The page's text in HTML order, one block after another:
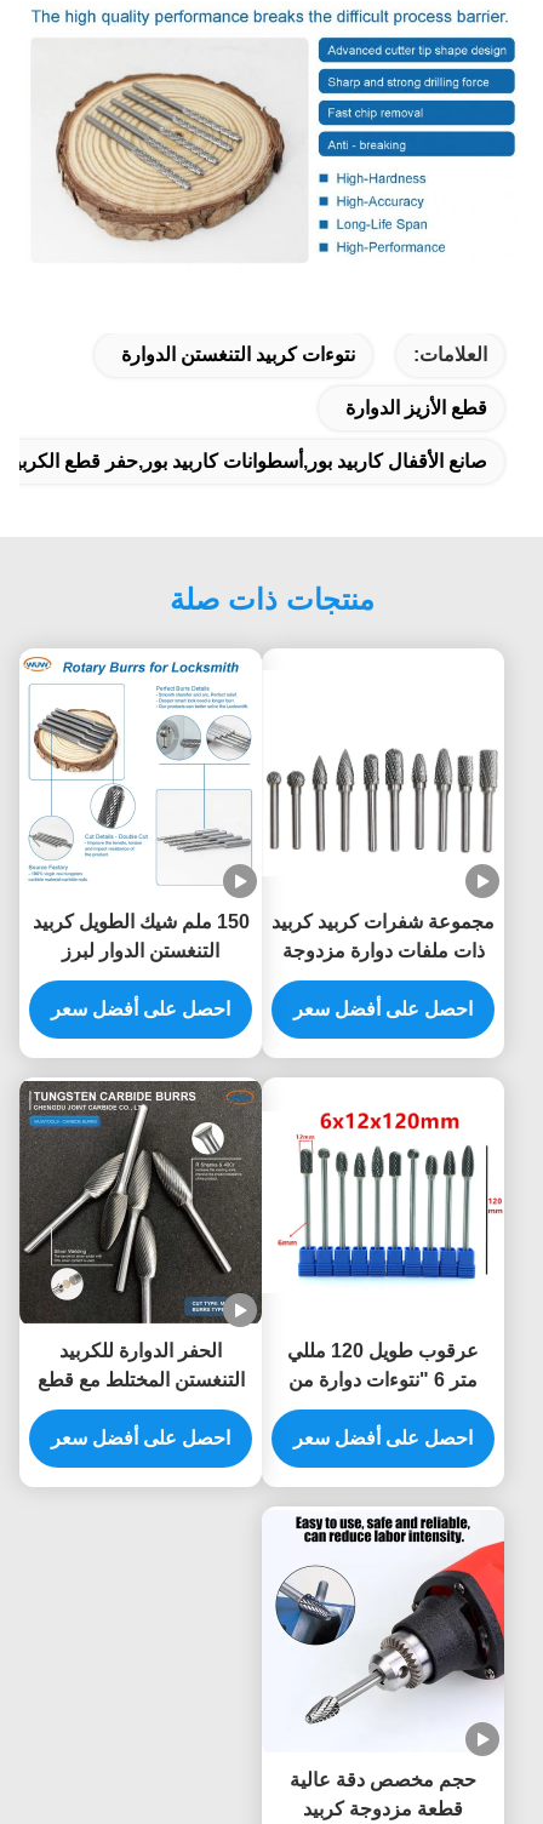
العلامات: نتوءات كربيد التنغستن الدوارة
قطع الأزيز الدوارة
صانع الأقفال كاربيد بور,أسطوانات كاربيد بور,حفر قطع الكربيد
منتجات ذات صلة
مجموعة شفرات كربيد كربيد
ذات ملفات دوارة مزدوجة
القطع 50000 دورة في
الدقيقة
احصل على أفضل سعر
150 ملم شيك الطويل كربيد
التنغستن الدوار لبرز
المعالجة حفرة القفل العميق
مع أطول إضافية كربيد غلي
الصابون
احصل على أفضل سعر
عرقوب طويل 120 مللي
متر 6 "نتوءات دوارة من
كربيد التنجستن قطع
مزدوجة لقمة طحن القالب
لمعالجة المعادن في الفتحة
احصل على أفضل سعر
الحفر الدوارة للكربيد
التنغستن المختلط مع قطع
مزدوج لقطع طاحونة الصفر
و 1/4 "المنحدرات المعدنية
البوليستين
احصل على أفضل سعر
حجم مخصص دقة عالية
قطعة مزدوجة كربيد